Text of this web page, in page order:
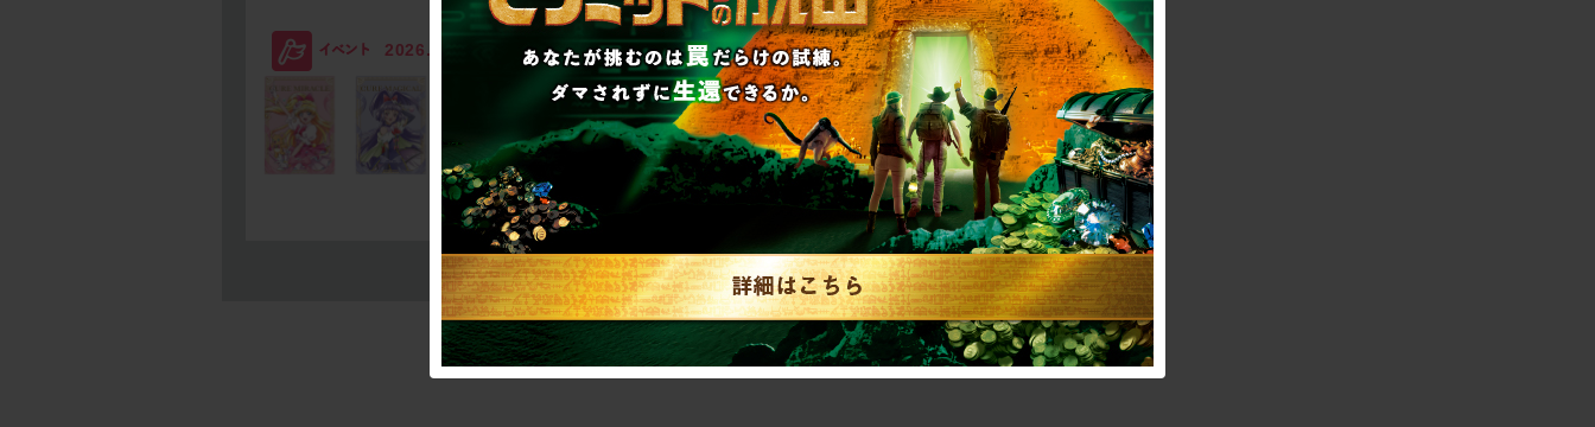
2026.08.03 SCRAP 2026.07.31SCRAP
#告知解禁された新作一覧